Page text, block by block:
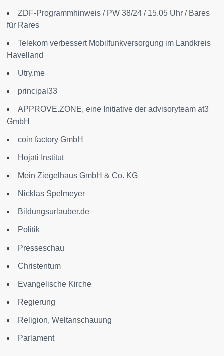
ZDF-Programmhinweis / PW 38/24 / 15.05 Uhr / Bares
für Rares
Telekom verbessert Mobilfunkversorgung im Landkreis
Havelland
Utry.me
principal33
APPROVE.ZONE, eine Initiative der advisoryteam at3
GmbH
coin factory GmbH
Hojati Institut
Mein Ziegelhaus GmbH & Co. KG
Nicklas Spelmeyer
Bildungsurlauber.de
Politik
Presseschau
Christentum
Evangelische Kirche
Regierung
Religion, Weltanschauung
Parlament